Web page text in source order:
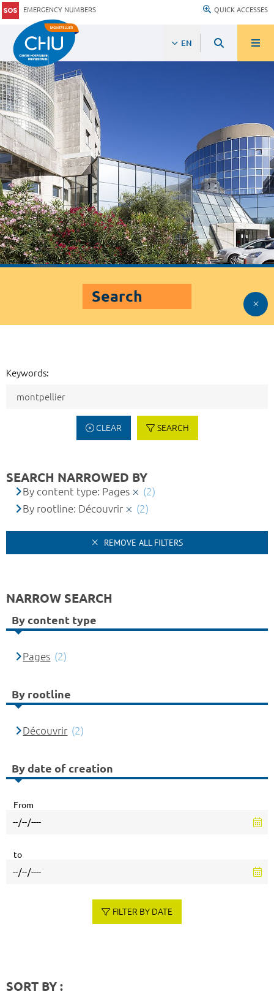
EMERGENCY NUMBERS QUICK ACCESSES
EN
Search
Keywords:
CLEAR SEARCH
SEARCH NARROWED BY
By content type: Pages
(2)
By rootline: Découvrir
(2)
REMOVE ALL FILTERS
NARROW SEARCH
By content type
Pages (2)
By rootline
Découvrir (2)
By date of creation
From
to
FILTER BY DATE
SORT BY :